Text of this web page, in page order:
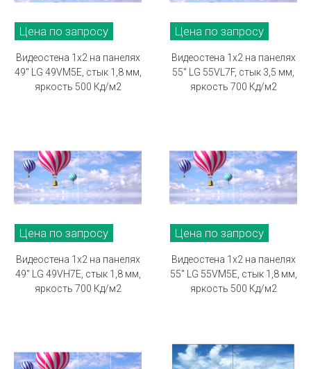
Цена по запросу
Видеостена 1х2 на панелях
49" LG 49VM5E, стык 1,8 мм,
яркость 500 Кд/м2
Цена по запросу
Видеостена 1х2 на панелях
55" LG 55VL7F, стык 3,5 мм,
яркость 700 Кд/м2
Цена по запросу
Видеостена 1х2 на панелях
49" LG 49VH7E, стык 1,8 мм,
яркость 700 Кд/м2
Цена по запросу
Видеостена 1х2 на панелях
55" LG 55VM5E, стык 1,8 мм,
яркость 500 Кд/м2